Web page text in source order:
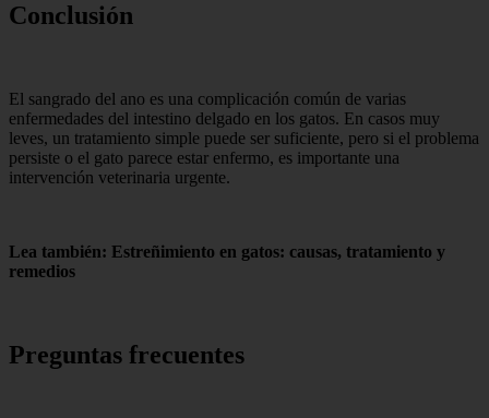
Conclusión
El sangrado del ano es una complicación común de varias
enfermedades del intestino delgado en los gatos. En casos muy
leves, un tratamiento simple puede ser suficiente, pero si el problema
persiste o el gato parece estar enfermo, es importante una
intervención veterinaria urgente.
Lea también: Estreñimiento en gatos: causas, tratamiento y
remedios
Preguntas frecuentes